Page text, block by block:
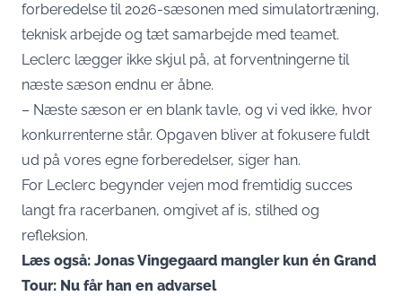
forberedelse til 2026-sæsonen med simulatortræning,
teknisk arbejde og tæt samarbejde med teamet.
Leclerc lægger ikke skjul på, at forventningerne til
næste sæson endnu er åbne.
– Næste sæson er en blank tavle, og vi ved ikke, hvor
konkurrenterne står. Opgaven bliver at fokusere fuldt
ud på vores egne forberedelser, siger han.
For Leclerc begynder vejen mod fremtidig succes
langt fra racerbanen, omgivet af is, stilhed og
refleksion.
Læs også: Jonas Vingegaard mangler kun én Grand
Tour: Nu får han en advarsel